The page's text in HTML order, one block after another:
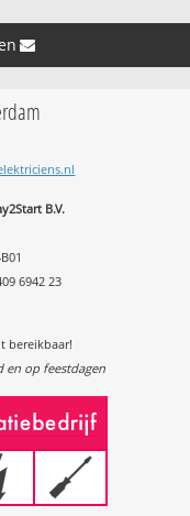
»
B.V.
6942 23
bereikbaar!
en op feestdagen